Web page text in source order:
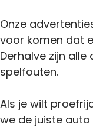
Onze
voor komen dat
Derhalve zijn
spelfouten.
Als je wilt
we de juiste auto